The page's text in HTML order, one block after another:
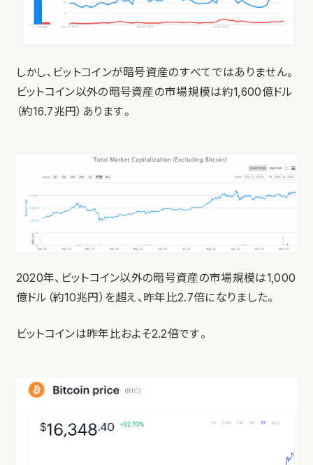
しかし、ビットコインが暗号資産のすべてではありません。
ビットコイン以外の暗号資産の市場規模は約1,600億ドル
（約16.7兆円）あります。
2020年、ビットコイン以外の暗号資産の市場規模は1,000
億ドル（約10兆円）を超え、昨年比2.7倍になりました。
ビットコインは昨年比およそ2.2倍です。